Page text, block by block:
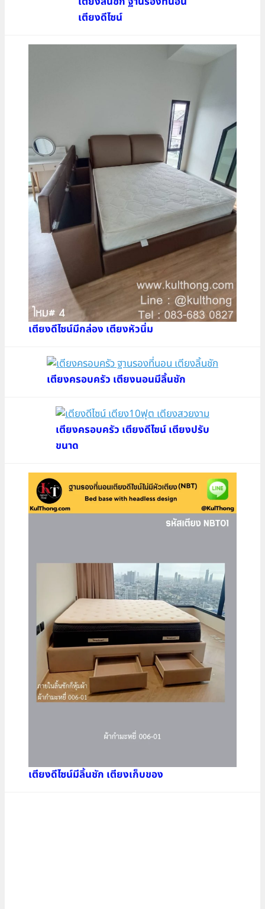
เตียงดีไซน์
เตียงดีไซน์มีกล่อง เตียงหัวนิ่ม
เตียงครอบครัว เตียงนอนมีลิ้นชัก
เตียงครอบครัว เตียงดีไซน์ เตียงปรับ
ขนาด
เตียงดีไซน์มีลิ้นชัก เตียงเก็บของ